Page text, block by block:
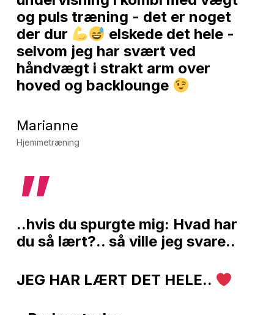
og puls træning - det er noget
der dur
elskede det hele -
selvom jeg har svært ved
håndvægt i strakt arm over
hoved og backlounge
Marianne
Hjemmetræning
”
..hvis du spurgte mig: Hvad har
du så lært?.. så ville jeg svare..
JEG HAR LÆRT DET HELE..